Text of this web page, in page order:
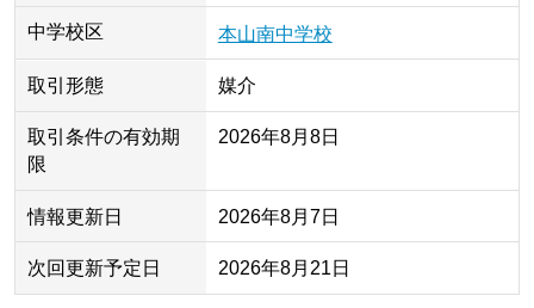
中学校区 本山南中学校
取引形態 媒介
取引条件の有効期
限
2026年8月8日
情報更新日 2026年8月7日
次回更新予定日 2026年8月21日